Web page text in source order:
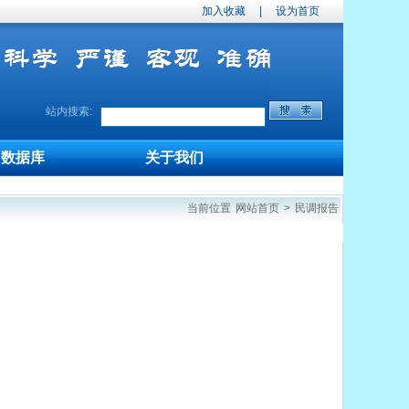
加入收藏 设为首页
站内搜索:
数据库 关于我们
当前位置 网站首页 > 民调报告